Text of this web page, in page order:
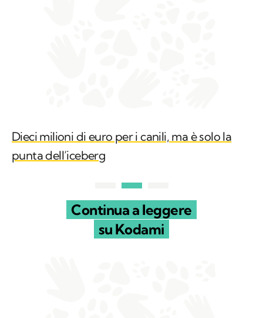
Dieci milioni di euro per i canili, ma è solo la
punta dell’iceberg
Continua a leggere
su Kodami